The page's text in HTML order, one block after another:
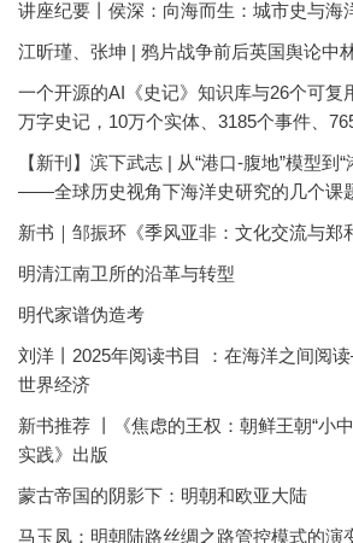
讲座纪要丨侯深：向海而生：城市史与海
江昕瑾、张坤 | 鸦片战争前后英国舆论中
一个开源的AI《史记》知识库与26个可复
万字史记，10万个实体、3185个事件、
【新刊】滨下武志 | 从“港口-腹地”模型到
——全球历史视角下海洋史研究的几个课
新书｜邹振环《季风亚非：文化交流与郑
明清江南卫所的沿革与转型
明代家谱伪造考
刘洋丨2025年阅读书目 ：在海洋之间阅
世界经济
新书推荐 丨《焦虑的王权：朝鲜王朝“小
实践》出版
蒙古帝国的阴影下：明朝和欧亚大陆
马玉凤：明朝陆路丝绸之路管控模式的演